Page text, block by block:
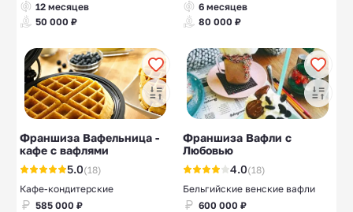
12 месяцев
50 000 ₽
6 месяцев
80 000 ₽
Франшиза Вафельница -
кафе с вафлями
5.0(18)
Кафе-кондитерские
585 000 ₽
Франшиза Вафли с
Любовью
4.0(18)
Бельгийские венские вафли
600 000 ₽